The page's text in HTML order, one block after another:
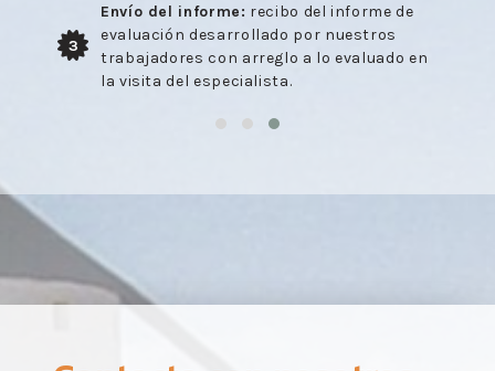
3
Envío del informe: recibo del informe de
evaluación desarrollado por nuestros
trabajadores con arreglo a lo evaluado en
la visita del especialista.